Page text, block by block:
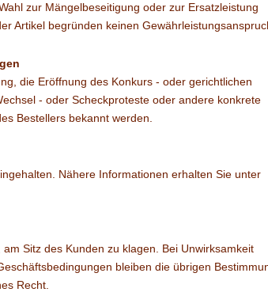
zur Mängelbeseitigung oder zur Ersatzleistung
Artikel begründen keinen
die Eröffnung des Konkurs - oder gerichtlichen
- oder Scheckproteste oder andere konkrete
Bestellers bekannt werden.
Nähere Informationen erhalten Sie unter
Sitz des Kunden zu klagen. Bei Unwirksamkeit
bleiben die übrigen
Recht.